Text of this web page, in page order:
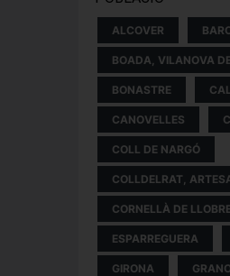
ALCOVER
BOADA, VILANOVA
BONASTRE
CANOVELLES
COLL DE NARGÓ
COLLDELRAT,
CORNELLÀ DE
ESPARREGUERA
GIRONA